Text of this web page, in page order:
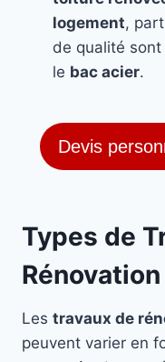
logement,
de qualité
le bac acier.
Devis
Types de
Les travaux de
peuvent varier en